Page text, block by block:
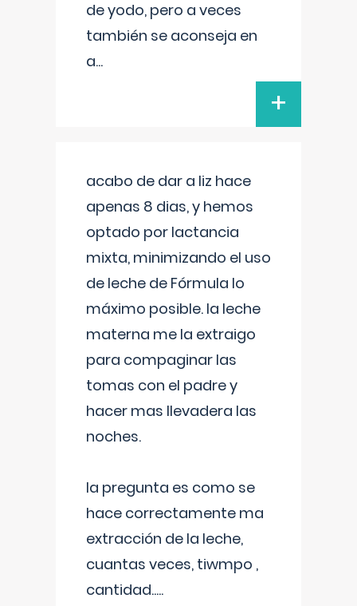
de yodo, pero a veces
también se aconseja en
a...
+
acabo de dar a liz hace
apenas 8 dias, y hemos
optado por lactancia
mixta, minimizando el uso
de leche de Fórmula lo
máximo posible. la leche
materna me la extraigo
para compaginar las
tomas con el padre y
hacer mas llevadera las
noches.
la pregunta es como se
hace correctamente ma
extracción de la leche,
cuantas veces, tiwmpo ,
cantidad.....